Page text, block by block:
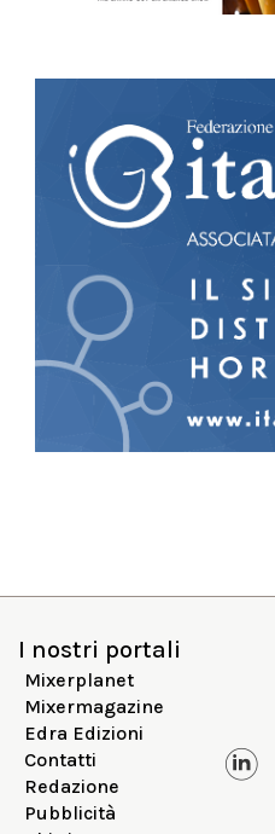
I nostri portali
Mixerplanet
Mixermagazine
Edra Edizioni
Contatti
Redazione
Pubblicità